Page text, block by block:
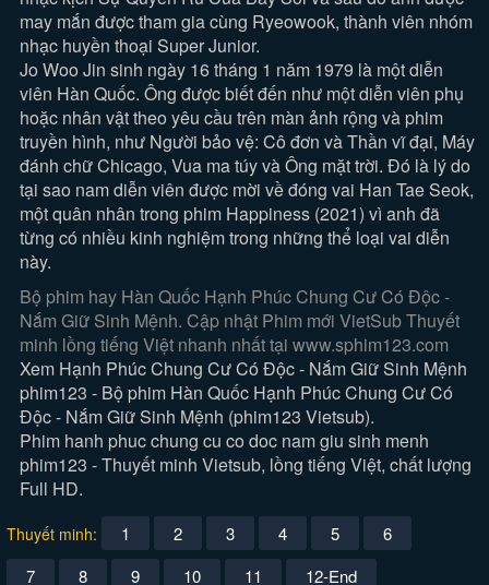
may mắn được tham gia cùng Ryeowook, thành viên nhóm
nhạc huyền thoại Super Junior.
Jo Woo Jin sinh ngày 16 tháng 1 năm 1979 là một diễn
viên Hàn Quốc. Ông được biết đến như một diễn viên phụ
hoặc nhân vật theo yêu cầu trên màn ảnh rộng và phim
truyền hình, như Người bảo vệ: Cô đơn và Thần vĩ đại, Máy
đánh chữ Chicago, Vua ma túy và Ông mặt trời. Đó là lý do
tại sao nam diễn viên được mời về đóng vai Han Tae Seok,
một quân nhân trong phim Happiness (2021) vì anh đã
từng có nhiều kinh nghiệm trong những thể loại vai diễn
này.
Bộ phim hay Hàn Quốc Hạnh Phúc Chung Cư Có Độc -
Nắm Giữ Sinh Mệnh. Cập nhật Phim mới VietSub Thuyết
minh lồng tiếng Việt nhanh nhất tại www.sphim123.com
Xem Hạnh Phúc Chung Cư Có Độc - Nắm Giữ Sinh Mệnh
phim123 - Bộ phim Hàn Quốc Hạnh Phúc Chung Cư Có
Độc - Nắm Giữ Sinh Mệnh (phim123 Vietsub).
Phim hanh phuc chung cu co doc nam giu sinh menh
phim123 - Thuyết minh Vietsub, lồng tiếng Việt, chất lượng
Full HD.
Thuyết minh: 1 2 3 4 5
6
7
8 9 10 11 12-End